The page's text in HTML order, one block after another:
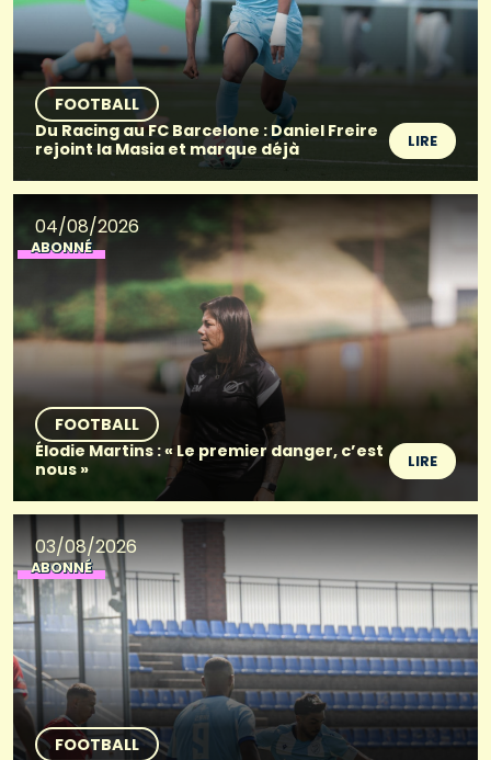
FOOTBALL
Du Racing au FC Barcelone : Daniel Freire
rejoint la Masia et marque déjà
LIRE
04/08/2026
ABONNÉ
FOOTBALL
Élodie Martins : « Le premier danger, c’est
nous »
LIRE
03/08/2026
ABONNÉ
FOOTBALL